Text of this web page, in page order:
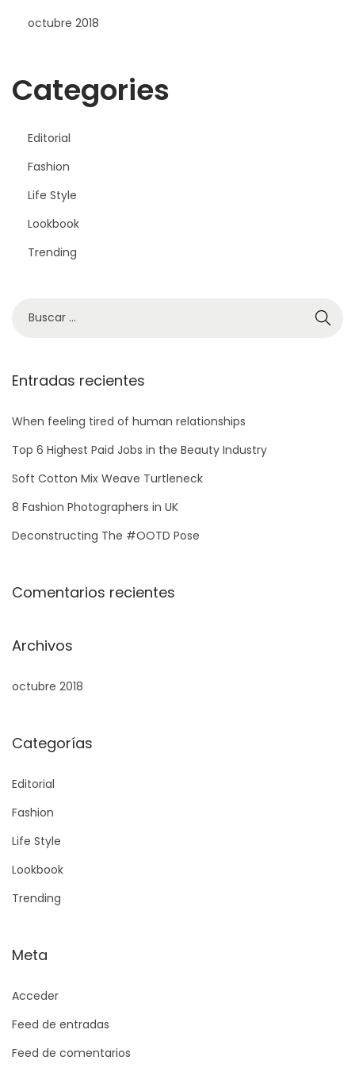
octubre 2018
Categories
Editorial
Fashion
Life Style
Lookbook
Trending
Entradas recientes
When feeling tired of human relationships
Top 6 Highest Paid Jobs in the Beauty Industry
Soft Cotton Mix Weave Turtleneck
8 Fashion Photographers in UK
Deconstructing The #OOTD Pose
Comentarios recientes
Archivos
octubre 2018
Categorías
Editorial
Fashion
Life Style
Lookbook
Trending
Meta
Acceder
Feed de entradas
Feed de comentarios